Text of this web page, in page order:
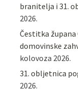
branitelja i 31.
2026.
Čestitka župana
domovinske
kolovoza 2026.
31. obljetnica
2026.